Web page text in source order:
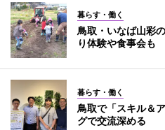
暮らす・働く
鳥取・いなば山彩
り体験や食事会も
暮らす・働く
鳥取で「スキル＆
グで交流深める